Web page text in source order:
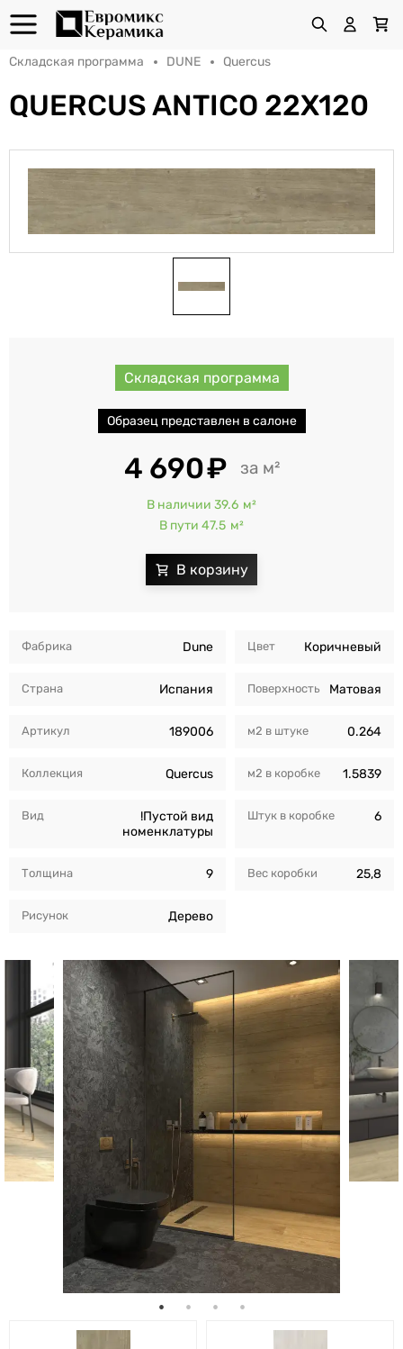
Складская программа DUNE Quercus
QUERCUS ANTICO 22X120
Фабрика Dune
Страна Испания
Артикул 189006
Коллекция Quercus
Вид
!Пустой вид
номенклатуры
Толщина 9
Рисунок Дерево
Цвет Коричневый
Поверхность Матовая
м2 в штуке 0.264
м2 в коробкe 1.5839
Штук в коробкe 6
Вес коробки 25,8
Складская программа
Образец представлен в салоне
4 690 м²
В наличии 39.6 м²
В пути 47.5 м²